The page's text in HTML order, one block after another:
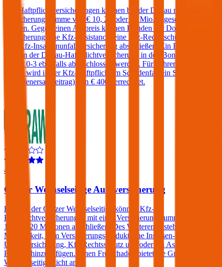
Kfz-Haftpflichtversicherungen können bei der Donau mit einer
Versicherungssumme von € 10, 20 oder 30 Mio. abgeschlossen
werden. Gegen einen Aufpreis können Kunden der Donau
Versicherung eine Kfz-Assistance, eine Kfz-Rechtsschutz und/oder
eine Kfz-Insassenunfallversicherung abschließen. Ein Freischaden
kann in der Donau-Haftpflichtversicherung in den Bonus-Malus-
Stufen 0-3 ebenfalls abgeschlossen werden. Für Fahrer unter 23
Jahren wird in der Kfz-Haftpflicht im Schadenfall ein Selbstbehalt
(Schadenersatzbeitrag) von € 400 verrechnet.
4,5
Grazer Wechselseitige Autoversicherung
Kunden der Grazer Wechselseitige können Kfz-
Haftpflichtversicherungen mit einer Versicherungssumme von € 10,
15 oder 20 Millionen abschließen. Des Weiteren besteht die
Möglichkeit, dem Versicherungsprodukt eine Insassen-
Unfallversicherung, Kfz-Rechtsschutz und/oder ein Assistance-
Produkt hinzuzufügen. Einen Freischaden bietet die Grazer
Wechselseitige nicht an.